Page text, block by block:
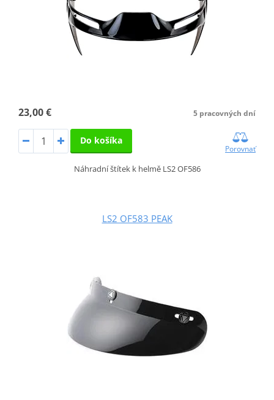
23,00 € 5 pracovných dní
Do košíka
Porovnať
Náhradní štítek k helmě LS2 OF586
LS2 OF583 PEAK